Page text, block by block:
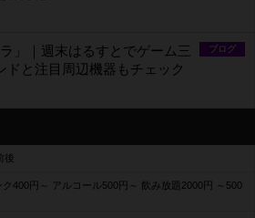
ブログ
」｜週末はるすとでゲーム三
ドと注目周辺機器もチェック
後
ク400円～ アルコール500円～ 飲み放題2000円 ～500